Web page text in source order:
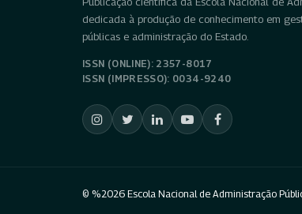
dedicada à produção de conhecimento em
públicas e administração do Estado.
ISSN (ONLINE): 2357-8017
ISSN (IMPRESSO): 0034-9240
© %2026 Escola Nacional de Administração